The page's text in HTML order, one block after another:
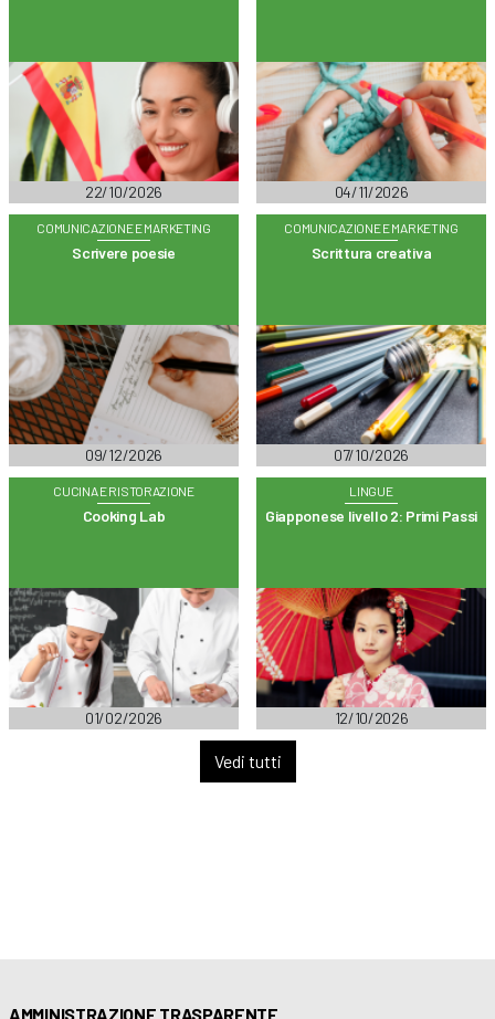
22/10/2026 04/11/2026
COMUNICAZIONE E MARKETING
Scrivere poesie
09/12/2026
COMUNICAZIONE E MARKETING
Scrittura creativa
07/10/2026
CUCINA E RISTORAZIONE
Cooking Lab
01/02/2026
LINGUE
Giapponese livello 2: Primi Passi
12/10/2026
Vedi tutti
AMMINISTRAZIONE TRASPARENTE